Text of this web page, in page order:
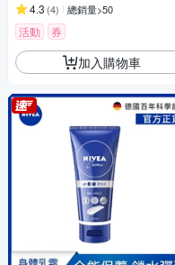
4.3 (4) 總銷量>50
活動 券
加入購物車